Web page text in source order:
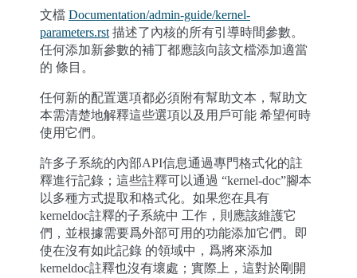
文檔 Documentation/admin-guide/kernel-
parameters.rst 描述了內核的所有引導時間參數。
任何添加新參數的補丁都應該向該文檔添加適當
的 條目。
任何新的配置選項都必須附有幫助文本，幫助文
本需清楚地解釋這些選項以及用戶可能 希望何時
使用它們。
許多子系統的內部API信息通過專門格式化的註
釋進行記錄；這些註釋可以通過 “kernel-doc”腳本
以多種方式提取和格式化。如果您在具有
kerneldoc註釋的子系統中 工作，則應該維護它
們，並根據需要爲外部可用的功能添加它們。即
使在沒有如此記錄 的領域中，爲將來添加
kerneldoc註釋也沒有壞處；實際上，這對於剛開